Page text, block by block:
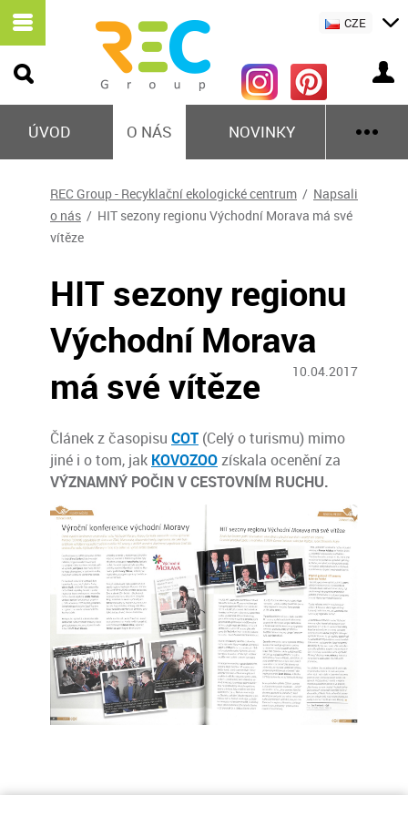
ÚVOD O NÁS NOVINKY
CZE
REC Group - Recyklační ekologické centrum / Napsali
o nás / HIT sezony regionu Východní Morava má své
vítěze
HIT sezony regionu
Východní Morava
má své vítěze
10.04.2017
Článek z časopisu COT (Celý o turismu) mimo
jiné i o tom, jak KOVOZOOzískala ocenění za
VÝZNAMNÝ POČIN V CESTOVNÍM RUCHU.